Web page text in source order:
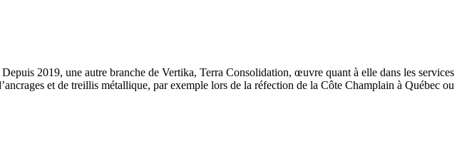
2019, une autre branche de Vertika, Terra Consolidation, œuvre quant à elle dans les services
et de treillis métallique, par exemple lors de la réfection de la Côte Champlain à Québec ou